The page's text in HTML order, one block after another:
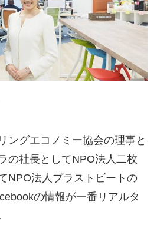
ングエコノミー協会の理事と
の社長としてNPO法人二枚
NPO法人ブラストビートの
の情報が一番リアルタ